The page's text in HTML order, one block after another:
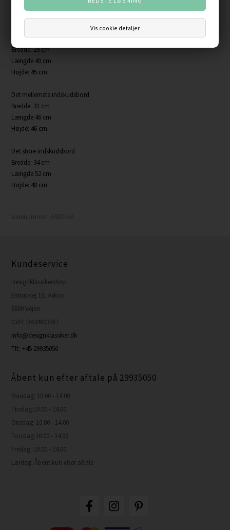
Vis cookie detaljer
Det lille indskudsbord
Bredde: 29 cm
Længde 40 cm
Højde: 45 cm
Det mellemste indskudsbord
Bredde: 31 cm
Længde 46 cm
Højde: 46 cm
Det store indskudsbord
Bredde: 34 cm
Længde 52 cm
Højde: 48 cm
Kundeservice
Designklassikershop
Estrupvej 19, Askov
6600 Vejen
CVR: DK34603367
info@designklassiker.dk
Tlf.: +45 29935050
Åbent kun efter aftale på 29935050
Mandag: 10.00 - 14.00
Tirsdag:10.00 - 14.00
Onsdag: 10.00 - 14.00
Torsdag:10.00 - 14.00
Fredag: 10.00 - 14.00
Lørdag: Åbent kun efter aftale